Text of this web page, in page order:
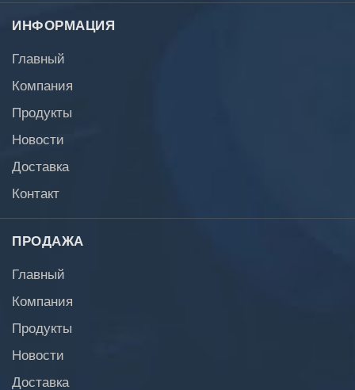
ИНФОРМАЦИЯ
Главный
Компания
Продукты
Новости
Доставка
Контакт
ПРОДАЖА
Главный
Компания
Продукты
Новости
Доставка